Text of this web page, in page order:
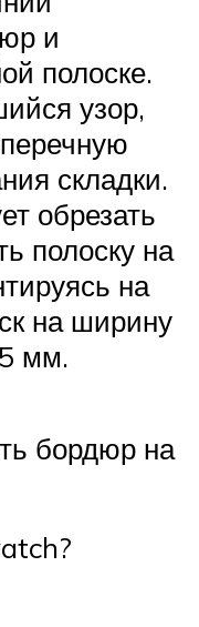
и
полоске.
узор,
складки.
обрезать
полоску на
на
на ширину
мм.
бордюр на